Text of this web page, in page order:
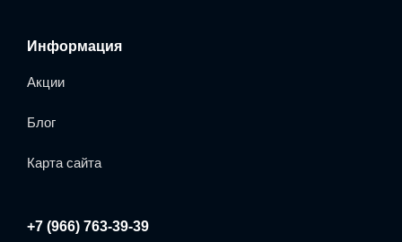
Информация
Акции
Блог
Карта сайта
+7 (966) 763-39-39